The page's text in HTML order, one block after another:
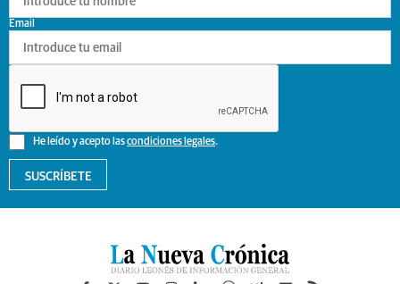
He leído y acepto lascondiciones legales.
Email
SUSCRÍBETE